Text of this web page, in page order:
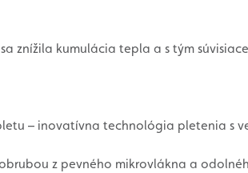
znížila kumulácia tepla a s tým
– inovatívna technológia pletenia s
z pevného mikrovlákna a